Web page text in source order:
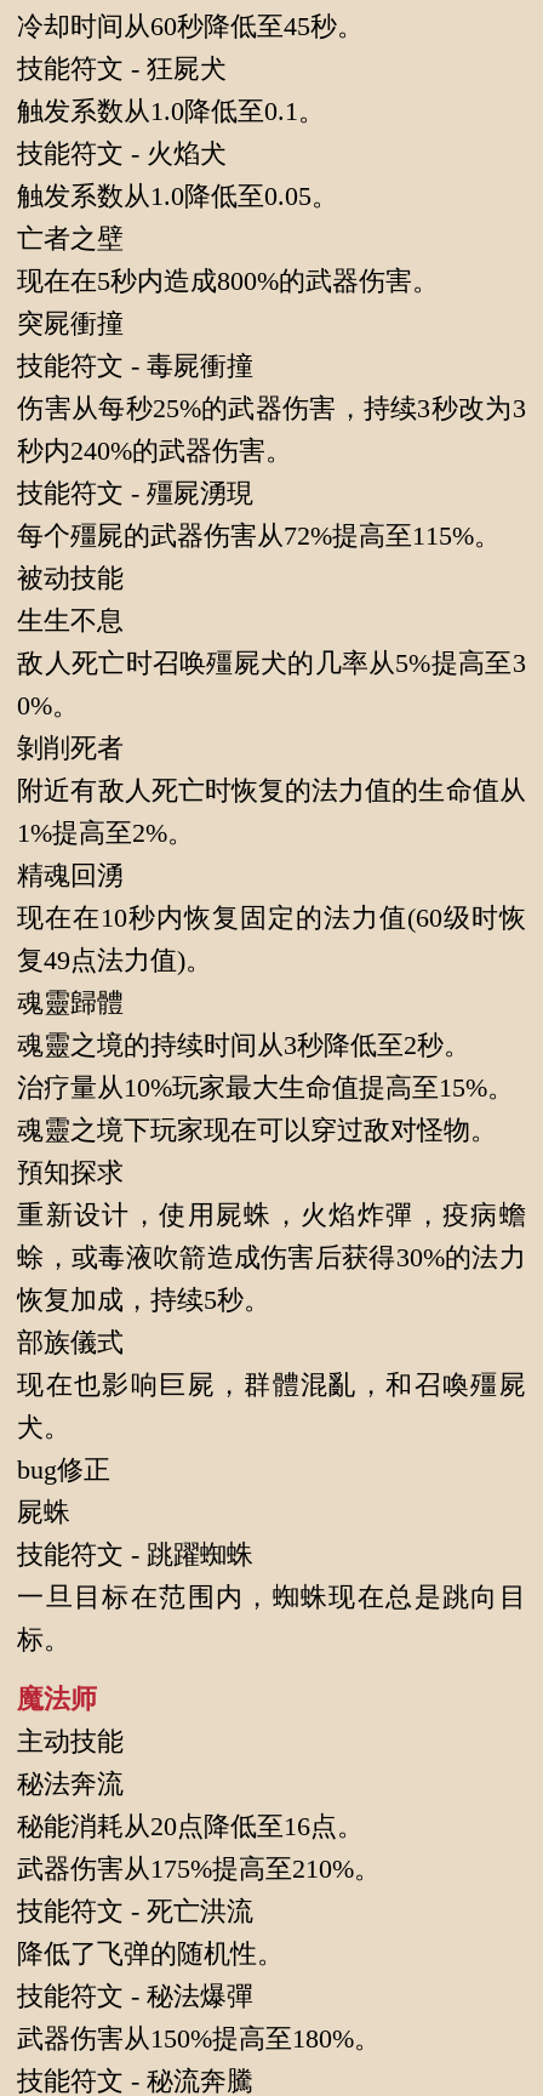
冷却时间从60秒降低至45秒。
技能符文 - 狂屍犬
触发系数从1.0降低至0.1。
技能符文 - 火焰犬
触发系数从1.0降低至0.05。
亡者之壁
现在在5秒内造成800%的武器伤害。
突屍衝撞
技能符文 - 毒屍衝撞
伤害从每秒25%的武器伤害，持续3秒改为3
秒内240%的武器伤害。
技能符文 - 殭屍湧現
每个殭屍的武器伤害从72%提高至115%。
被动技能
生生不息
敌人死亡时召唤殭屍犬的几率从5%提高至3
0%。
剝削死者
附近有敌人死亡时恢复的法力值的生命值从
1%提高至2%。
精魂回湧
现在在10秒内恢复固定的法力值(60级时恢
复49点法力值)。
魂靈歸體
魂靈之境的持续时间从3秒降低至2秒。
治疗量从10%玩家最大生命值提高至15%。
魂靈之境下玩家现在可以穿过敌对怪物。
預知探求
重新设计，使用屍蛛，火焰炸彈，疫病蟾
蜍，或毒液吹箭造成伤害后获得30%的法力
恢复加成，持续5秒。
部族儀式
现在也影响巨屍，群體混亂，和召喚殭屍
犬。
bug修正
屍蛛
技能符文 - 跳躍蜘蛛
一旦目标在范围内，蜘蛛现在总是跳向目
标。
魔法师
主动技能
秘法奔流
秘能消耗从20点降低至16点。
武器伤害从175%提高至210%。
技能符文 - 死亡洪流
降低了飞弹的随机性。
技能符文 - 秘法爆彈
武器伤害从150%提高至180%。
技能符文 - 秘流奔騰